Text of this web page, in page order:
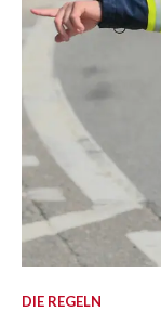
DIE REGELN